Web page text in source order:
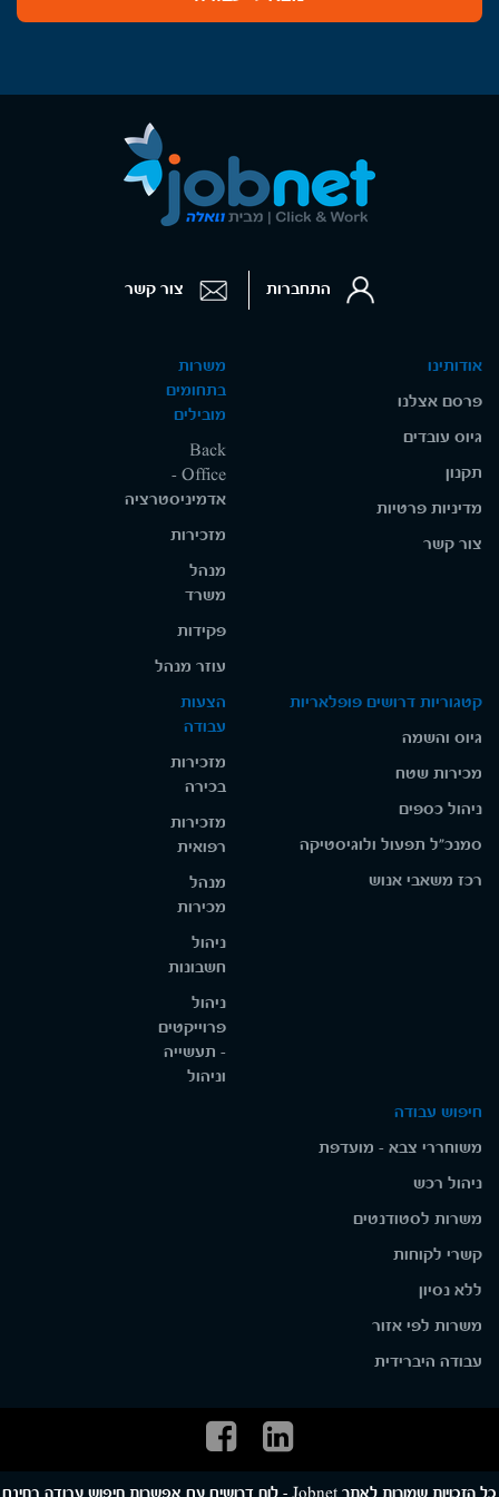
אודותינו
פרסם אצלנו
גיוס עובדים
תקנון
מדיניות פרטיות
צור קשר
משרות
בתחומים
מובילים
Back
Office -
אדמיניסטרציה
מזכירות
מנהל
משרד
פקידות
עוזר מנהל
קטגוריות דרושים פופלאריות
גיוס והשמה
מכירות שטח
ניהול כספים
סמנכ"ל תפעול ולוגיסטיקה
רכז משאבי אנוש
הצעות
עבודה
מזכירות
בכירה
מזכירות
רפואית
מנהל
מכירות
ניהול
חשבונות
ניהול
פרוייקטים
- תעשייה
וניהול
חיפוש עבודה
משוחררי צבא - מועדפת
ניהול רכש
משרות לסטודנטים
קשרי לקוחות
ללא נסיון
משרות לפי אזור
עבודה היברידית